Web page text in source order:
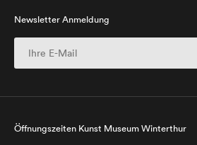
Newsletter Anmeldung
Öffnungszeiten Kunst Museum Winterthur